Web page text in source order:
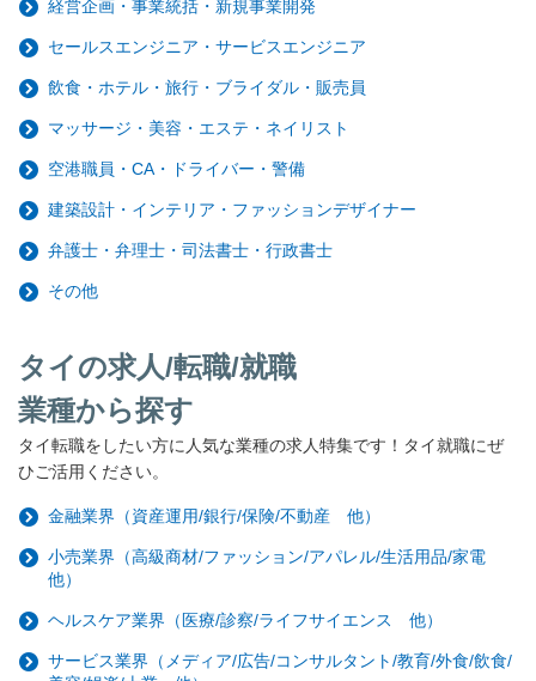
経営企画・事業統括・新規事業開発
セールスエンジニア・サービスエンジニア
飲食・ホテル・旅行・ブライダル・販売員
マッサージ・美容・エステ・ネイリスト
空港職員・CA・ドライバー・警備
建築設計・インテリア・ファッションデザイナー
弁護士・弁理士・司法書士・行政書士
その他
タイの求人/転職/就職
業種から探す
タイ転職をしたい方に人気な業種の求人特集です！タイ就職にぜ
ひご活用ください。
金融業界（資産運用/銀行/保険/不動産 他）
小売業界（高級商材/ファッション/アパレル/生活用品/家電
他）
ヘルスケア業界（医療/診察/ライフサイエンス 他）
サービス業界（メディア/広告/コンサルタント/教育/外食/飲食/